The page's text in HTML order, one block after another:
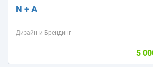
N + A
Дизайн и Брендинг
5